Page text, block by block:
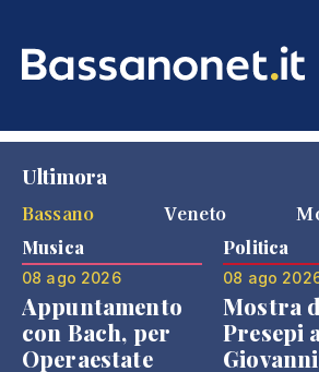
Ultimora
Bassano
Veneto
Musica
08 ago 2026
Appuntamento
con Bach, per
Operaestate
Politica
08 ago
Mostra
Presepi